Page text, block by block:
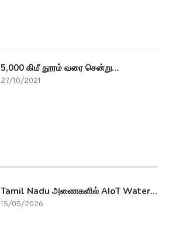
5,000 கிமீ தூரம் வரை சென்று...
27/10/2021
Tamil Nadu அணைகளில் AIoT Water...
15/05/2026